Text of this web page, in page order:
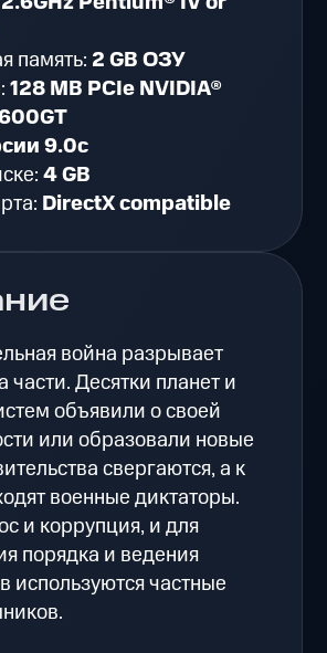
война разрывает
части. Десятки планет и
объявили о своей
или образовали новые
свергаются, а к
военные диктаторы.
и коррупция, и для
порядка и ведения
используются частные
память: 2 GB ОЗУ
128 MB PCIe NVIDIA®
9.0c
4 GB
DirectX compatible